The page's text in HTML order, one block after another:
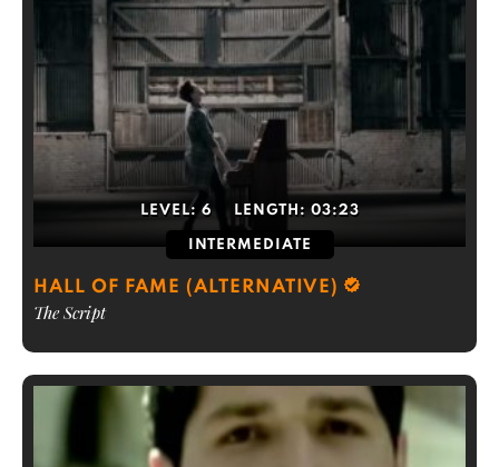
LEVEL:6 LENGTH: 03:23
INTERMEDIATE
HALL OF FAME (ALTERNATIVE)
The Script